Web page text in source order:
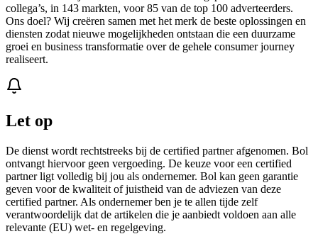
collega’s, in 143 markten, voor 85 van de top 100 adverteerders.
Ons doel? Wij creëren samen met het merk de beste oplossingen en
diensten zodat nieuwe mogelijkheden ontstaan die een duurzame
groei en business transformatie over de gehele consumer journey
realiseert.
Let op
De dienst wordt rechtstreeks bij de certified partner afgenomen. Bol
ontvangt hiervoor geen vergoeding. De keuze voor een certified
partner ligt volledig bij jou als ondernemer. Bol kan geen garantie
geven voor de kwaliteit of juistheid van de adviezen van deze
certified partner. Als ondernemer ben je te allen tijde zelf
verantwoordelijk dat de artikelen die je aanbiedt voldoen aan alle
relevante (EU) wet- en regelgeving.